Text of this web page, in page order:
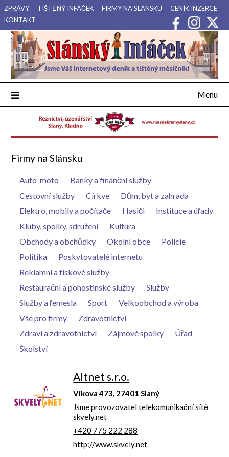
Přejdi
na
obsah
ZPRÁVY TIŠTĚNÝ INFÁČEK FIRMY NA SLÁNSKU
CENÍK INZERCE
KONTAKT
Slánský Infáček
Váš internetový deník a tištěný měsíčník pro Slánsko, Kladensko
a Lounsko.
Menu
Firmy na Slánsku
Auto-moto
Banky a finanční služby
Cestovní služby
Církve
Dům, byt a zahrada
Elektro, mobily a počítače
Hasiči
Instituce a úřady
Kluby, spolky, sdružení
Kultura
Obchody a obchůdky
Okolní obce
Policie
Politika
Poskytovatelé internetu
Reklamní a tiskové služby
Restaurační a pohostinské služby
Služby
Služby a řemesla
Sport
Velkoobchod a výroba
Vše pro firmy
Zdravotnictví
Zdraví a zdravotnictví
Zájmové spolky
Úřad
Školství
Altnet s.r.o.
Vikova 473, 27401 Slaný
Jsme provozovatel telekomunikační sítě
skvely.net
+420 775 222 288
http://www.skvely.net